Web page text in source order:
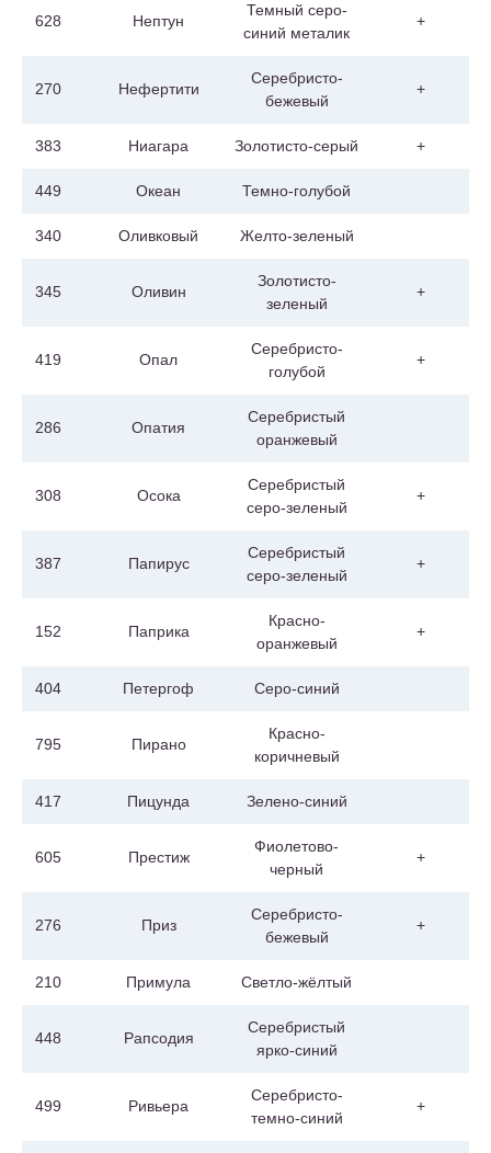
628 Нептун
Темный серо-
синий металик
+
270 Нефертити
Серебристо-
бежевый
+
383 Ниагара Золотисто-серый +
449 Океан Темно-голубой
340 Оливковый Желто-зеленый
345 Оливин
Золотисто-
зеленый
+
419 Опал
Серебристо-
голубой
+
286 Опатия
Серебристый
оранжевый
308 Осока
Серебристый
серо-зеленый
+
387 Папирус
Серебристый
серо-зеленый
+
152 Паприка
Красно-
оранжевый
+
404 Петергоф Серо-синий
795 Пирано
Красно-
коричневый
417 Пицунда Зелено-синий
605 Престиж
Фиолетово-
черный
+
276 Приз
Серебристо-
бежевый
+
210 Примула Светло-жёлтый
448 Рапсодия
Серебристый
ярко-синий
499 Ривьера
Серебристо-
темно-синий
+